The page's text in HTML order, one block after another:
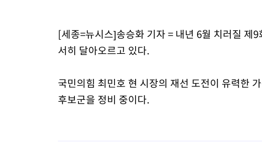
[세종=뉴시스]송승화 기자 = 내년 6월 치러질 제
서히 달아오르고 있다.
국민의힘 최민호 현 시장의 재선 도전이 유력한
후보군을 정비 중이다.